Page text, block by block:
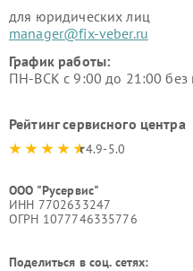
для юридических лиц
manager@fix-veber.ru
График работы:
ПН-ВСК с 9:00 до 21:00
Рейтинг сервисного центра
4.9-5.0
ООО "Русервис"
ИНН 7702633247
ОГРН 1077746335776
Поделиться в соц. сетях: